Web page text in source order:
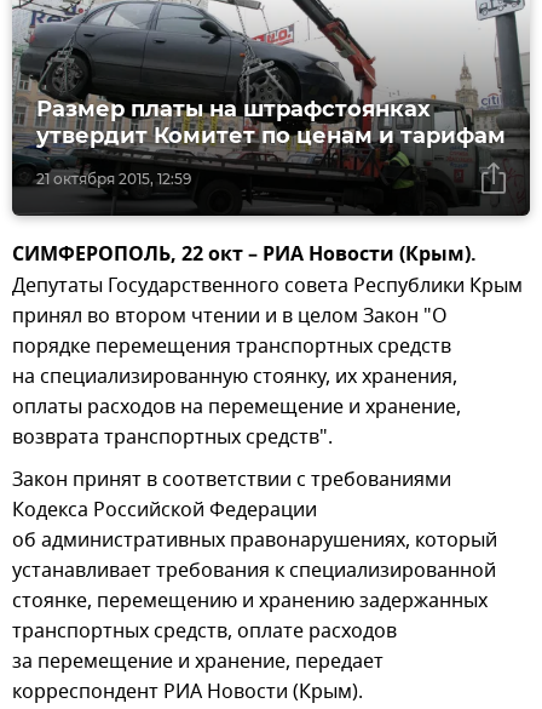
21 октября 2015, 12:59
Размер платы на штрафстоянках
утвердит Комитет по ценам и тарифам
СИМФЕРОПОЛЬ, 22 окт – РИА Новости (Крым).
Депутаты Государственного совета Республики Крым
принял во втором чтении и в целом Закон "О
порядке перемещения транспортных средств
на специализированную стоянку, их хранения,
оплаты расходов на перемещение и хранение,
возврата транспортных средств".
Закон принят в соответствии с требованиями
Кодекса Российской Федерации
об административных правонарушениях, который
устанавливает требования к специализированной
стоянке, перемещению и хранению задержанных
транспортных средств, оплате расходов
за перемещение и хранение, передает
корреспондент РИА Новости (Крым).